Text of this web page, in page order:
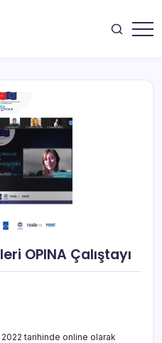
OPINA Çalıştayı
2022 tarihinde online olarak